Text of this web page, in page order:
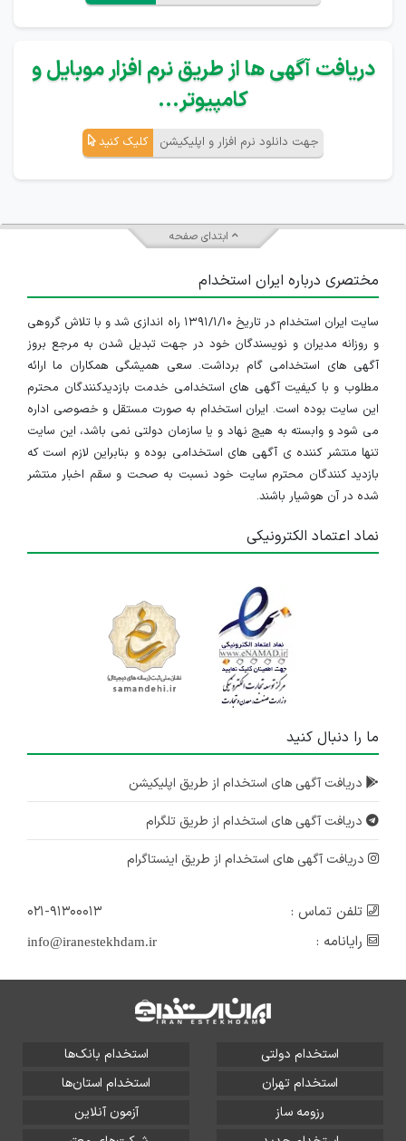
دریافت آگهی ها از طریق نرم افزار موبایل و
کامپیوتر...
جهت دانلود نرم افزار و اپلیکیشن کلیک کنید
ابتدای صفحه
مختصری درباره ایران استخدام
سایت ایران استخدام در تاریخ ۱۳۹۱/۱/۱۰ راه اندازی شد و با تلاش گروهی
و روزانه مدیران و نویسندگان خود در جهت تبدیل شدن به مرجع بروز
آگهی های استخدامی گام برداشت. سعی همیشگی همکاران ما ارائه
مطلوب و با کیفیت آگهی های استخدامی خدمت بازدیدکنندگان محترم
این سایت بوده است. ایران استخدام به صورت مستقل و خصوصی اداره
می شود و وابسته به هیچ نهاد و یا سازمان دولتی نمی باشد، این سایت
تنها منتشر کننده ی آگهی های استخدامی بوده و بنابراین لازم است که
بازدید کنندگان محترم سایت خود نسبت به صحت و سقم اخبار منتشر
شده در آن هوشیار باشند.
نماد اعتماد الکترونیکی
ما را دنبال کنید
دریافت آگهی های استخدام از طریق اپلیکیشن
دریافت آگهی های استخدام از طریق تلگرام
دریافت آگهی های استخدام از طریق اینستاگرام
تلفن تماس :
۰۲۱-۹۱۳۰۰۰۱۳
رایانامه :
info@iranestekhdam.ir
استخدام دولتی
استخدام بانک‌ها
استخدام تهران
استخدام استان‌ها
رزومه ساز
آزمون آنلاین